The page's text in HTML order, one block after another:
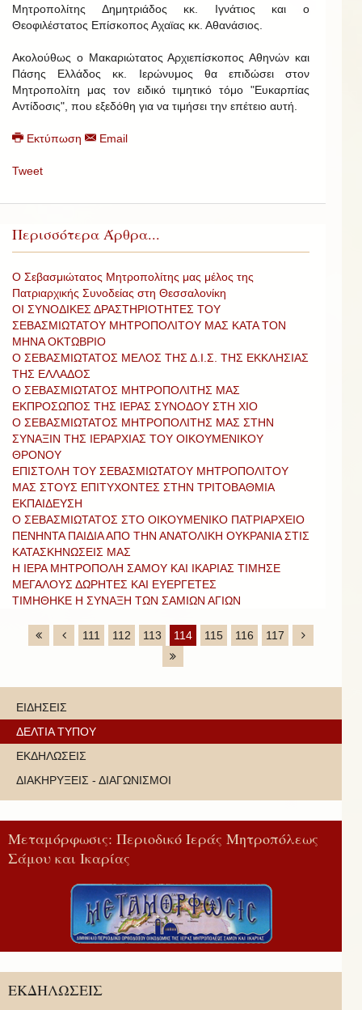
Μητροπολίτης Δημητριάδος κκ. Ιγνάτιος και ο
Θεοφιλέστατος Επίσκοπος Αχαϊας κκ. Αθανάσιος.
Ακολούθως ο Μακαριώτατος Αρχιεπίσκοπος Αθηνών και
Πάσης Ελλάδος κκ. Ιερώνυμος θα επιδώσει στον
Μητροπολίτη μας τον ειδικό τιμητικό τόμο "Ευκαρπίας
Αντίδοσις", που εξεδόθη για να τιμήσει την επέτειο αυτή.
Εκτύπωση Email
Tweet
Περισσότερα Άρθρα...
Ο Σεβασμιώτατος Μητροπολίτης μας μέλος της
Πατριαρχικής Συνοδείας στη Θεσσαλονίκη
ΟΙ ΣΥΝΟΔΙΚΕΣ ΔΡΑΣΤΗΡΙΟΤΗΤΕΣ ΤΟΥ
ΣΕΒΑΣΜΙΩΤΑΤΟΥ ΜΗΤΡΟΠΟΛΙΤΟΥ ΜΑΣ ΚΑΤΑ ΤΟΝ
ΜΗΝΑ ΟΚΤΩΒΡΙΟ
Ο ΣΕΒΑΣΜΙΩΤΑΤΟΣ ΜΕΛΟΣ ΤΗΣ Δ.Ι.Σ. ΤΗΣ ΕΚΚΛΗΣΙΑΣ
ΤΗΣ ΕΛΛΑΔΟΣ
Ο ΣΕΒΑΣΜΙΩΤΑΤΟΣ ΜΗΤΡΟΠΟΛΙΤΗΣ ΜΑΣ
ΕΚΠΡΟΣΩΠΟΣ ΤΗΣ ΙΕΡΑΣ ΣΥΝΟΔΟΥ ΣΤΗ ΧΙΟ
Ο ΣΕΒΑΣΜΙΩΤΑΤΟΣ ΜΗΤΡΟΠΟΛΙΤΗΣ ΜΑΣ ΣΤΗΝ
ΣΥΝΑΞΙΝ ΤΗΣ ΙΕΡΑΡΧΙΑΣ ΤΟΥ ΟΙΚΟΥΜΕΝΙΚΟΥ
ΘΡΟΝΟΥ
ΕΠΙΣΤΟΛΗ ΤΟΥ ΣΕΒΑΣΜΙΩΤΑΤΟΥ ΜΗΤΡΟΠΟΛΙΤΟΥ
ΜΑΣ ΣΤΟΥΣ ΕΠΙΤΥΧΟΝΤΕΣ ΣΤΗΝ ΤΡΙΤΟΒΑΘΜΙΑ
ΕΚΠΑΙΔΕΥΣΗ
O ΣΕΒΑΣΜΙΩΤΑΤΟΣ ΣΤO ΟIΚΟΥΜΕΝΙΚO ΠΑΤΡΙΑΡΧΕIΟ
ΠΕΝΗΝΤΑ ΠΑΙΔΙΑ ΑΠΟ ΤΗΝ ΑΝΑΤΟΛΙΚΗ ΟΥΚΡΑΝΙΑ ΣΤΙΣ
ΚΑΤΑΣΚΗΝΩΣΕΙΣ ΜΑΣ
Η ΙΕΡΑ ΜΗΤΡΟΠΟΛΗ ΣΑΜΟΥ ΚΑΙ ΙΚΑΡΙΑΣ ΤΙΜΗΣΕ
ΜΕΓΑΛΟΥΣ ΔΩΡΗΤΕΣ ΚΑΙ ΕΥΕΡΓΕΤΕΣ
ΤΙΜΗΘΗΚΕ Η ΣΥΝΑΞΗ ΤΩΝ ΣΑΜΙΩΝ ΑΓΙΩΝ
111 112 113 114 115 116 117
ΕΙΔΗΣΕΙΣ
ΔΕΛΤΙΑ ΤΥΠΟΥ
ΕΚΔΗΛΩΣΕΙΣ
ΔΙΑΚΗΡΥΞΕΙΣ - ΔΙΑΓΩΝΙΣΜΟΙ
Μεταμόρφωσις: Περιοδικό Ιεράς Μητροπόλεως
Σάμου και Ικαρίας
ΕΚΔΗΛΩΣΕΙΣ